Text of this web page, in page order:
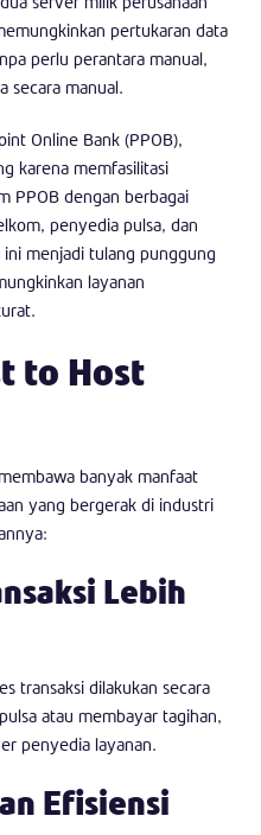
pertukaran data
perlu perantara manual,
secara manual.
Online Bank (PPOB),
karena memfasilitasi
PPOB dengan berbagai
penyedia pulsa, dan
menjadi tulang punggung
layanan
to Host
banyak manfaat
yang bergerak di industri
Lebih
transaksi dilakukan secara
atau membayar tagihan,
penyedia layanan.
Efisiensi